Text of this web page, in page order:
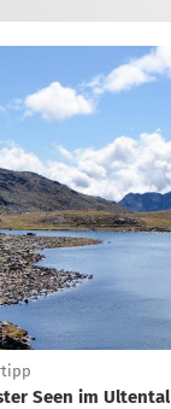
Seen im Ultental